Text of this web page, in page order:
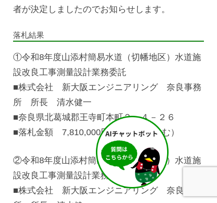
者が決定しましたのでお知らせします。
落札結果
①令和8年度山添村簡易水道（切幡地区）水道施
設改良工事測量設計業務委託
■株式会社 新大阪エンジニアリング 奈良事務
所 所長 清水健一
■奈良県北葛城郡王寺町本町２－４－２６
■落札金額 7,810,000円（消費税を含む）
②令和8年度山添村簡易水道（菅生地区）水道施
設改良工事測量設計業務委託
■株式会社 新大阪エンジニアリング 奈良事務